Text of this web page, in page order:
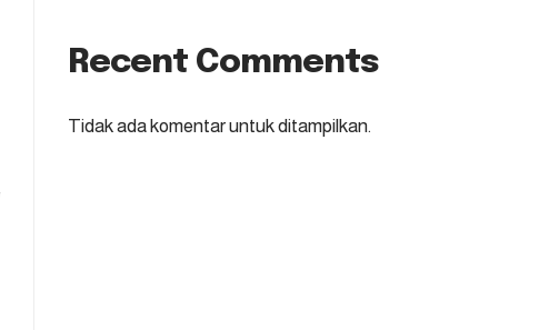
Recent Comments
Tidak ada komentar untuk ditampilkan.